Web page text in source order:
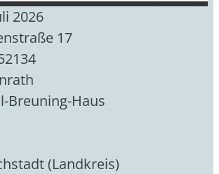
2026
17
Breuning-Haus
(Landkreis)